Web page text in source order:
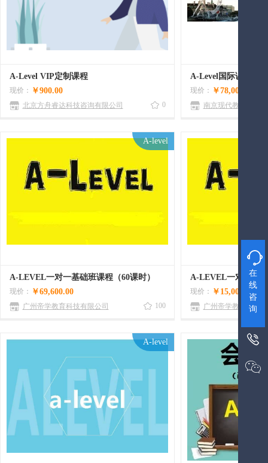
A-Level VIP定制课程
现价： ￥900.00
北京方舟睿达科技咨询有限公司 0
现价： ￥78,000.00
南京现代教育专修
A-level
A-LEVEL一对一基础班课程（60课时）
现价： ￥69,600.00
广州帝学教育科技有限公司 100
现价： ￥15,000.00
广州帝学教育科技
A-level

在
线
咨
询

